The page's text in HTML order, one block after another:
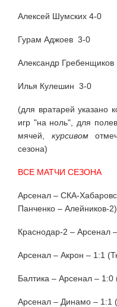
Алексей Шумских 4-0
Гурам Аджоев 3-0
Александр
Илья Кулешин 3-0
(для вратарей указано
игр "на ноль", для
мячей, курсивом
сезона)
ВСЕ МАТЧИ СЕЗОНА
Арсенал – СКА-
Панченко – Алейников-2)
Краснодар-2 – Арсенал
Арсенал – Акрон – 1:1
Балтика – Арсенал – 1:0
Арсенал – Динамо – 1:1